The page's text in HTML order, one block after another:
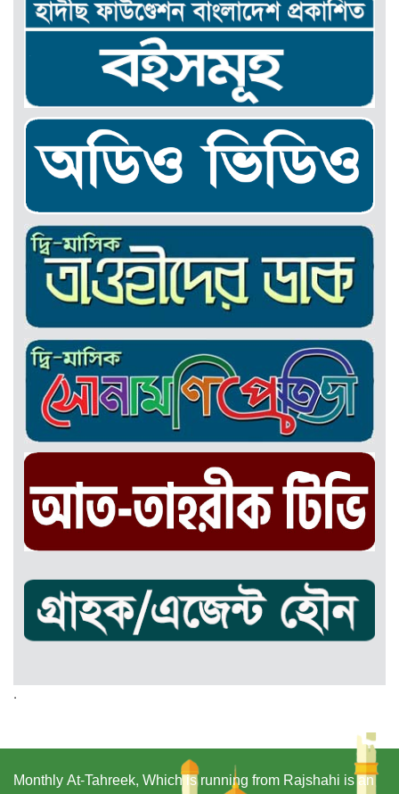
.
Monthly At-Tahreek, Which is running from Rajshahi is an